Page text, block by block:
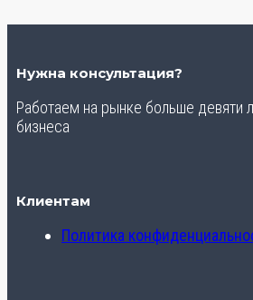
Нужна консультация?
Работаем на рынке больше девяти
бизнеса
Клиентам
Политика